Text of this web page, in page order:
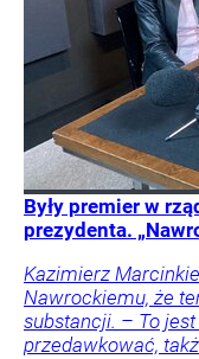
Były premier w
prezydenta.
Kazimierz
Nawrockiemu, że
substancji. – To
przedawkować,